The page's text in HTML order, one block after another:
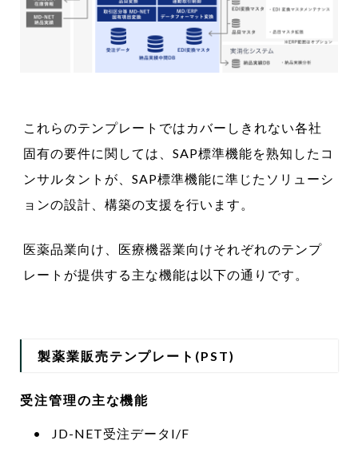
これらのテンプレートではカバーしきれない各社
固有の要件に関しては、SAP標準機能を熟知したコ
ンサルタントが、SAP標準機能に準じたソリューシ
ョンの設計、構築の支援を行います。
医薬品業向け、医療機器業向けそれぞれのテンプ
レートが提供する主な機能は以下の通りです。
製薬業販売テンプレート(PST)
受注管理の主な機能
JD-NET受注データI/F